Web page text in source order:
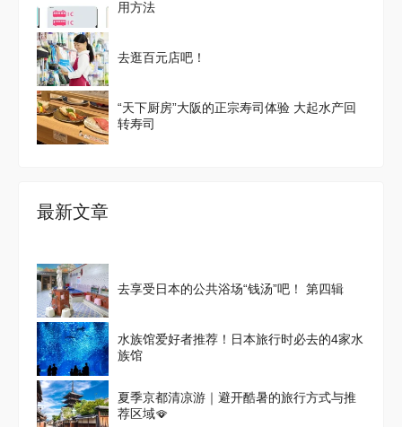
用方法
去逛百元店吧！
“天下厨房”大阪的正宗寿司体验 大起水产回
转寿司
最新文章
去享受日本的公共浴场“钱汤”吧！ 第四辑
水族馆爱好者推荐！日本旅行时必去的4家水
族馆
夏季京都清凉游｜避开酷暑的旅行方式与推
荐区域🪭